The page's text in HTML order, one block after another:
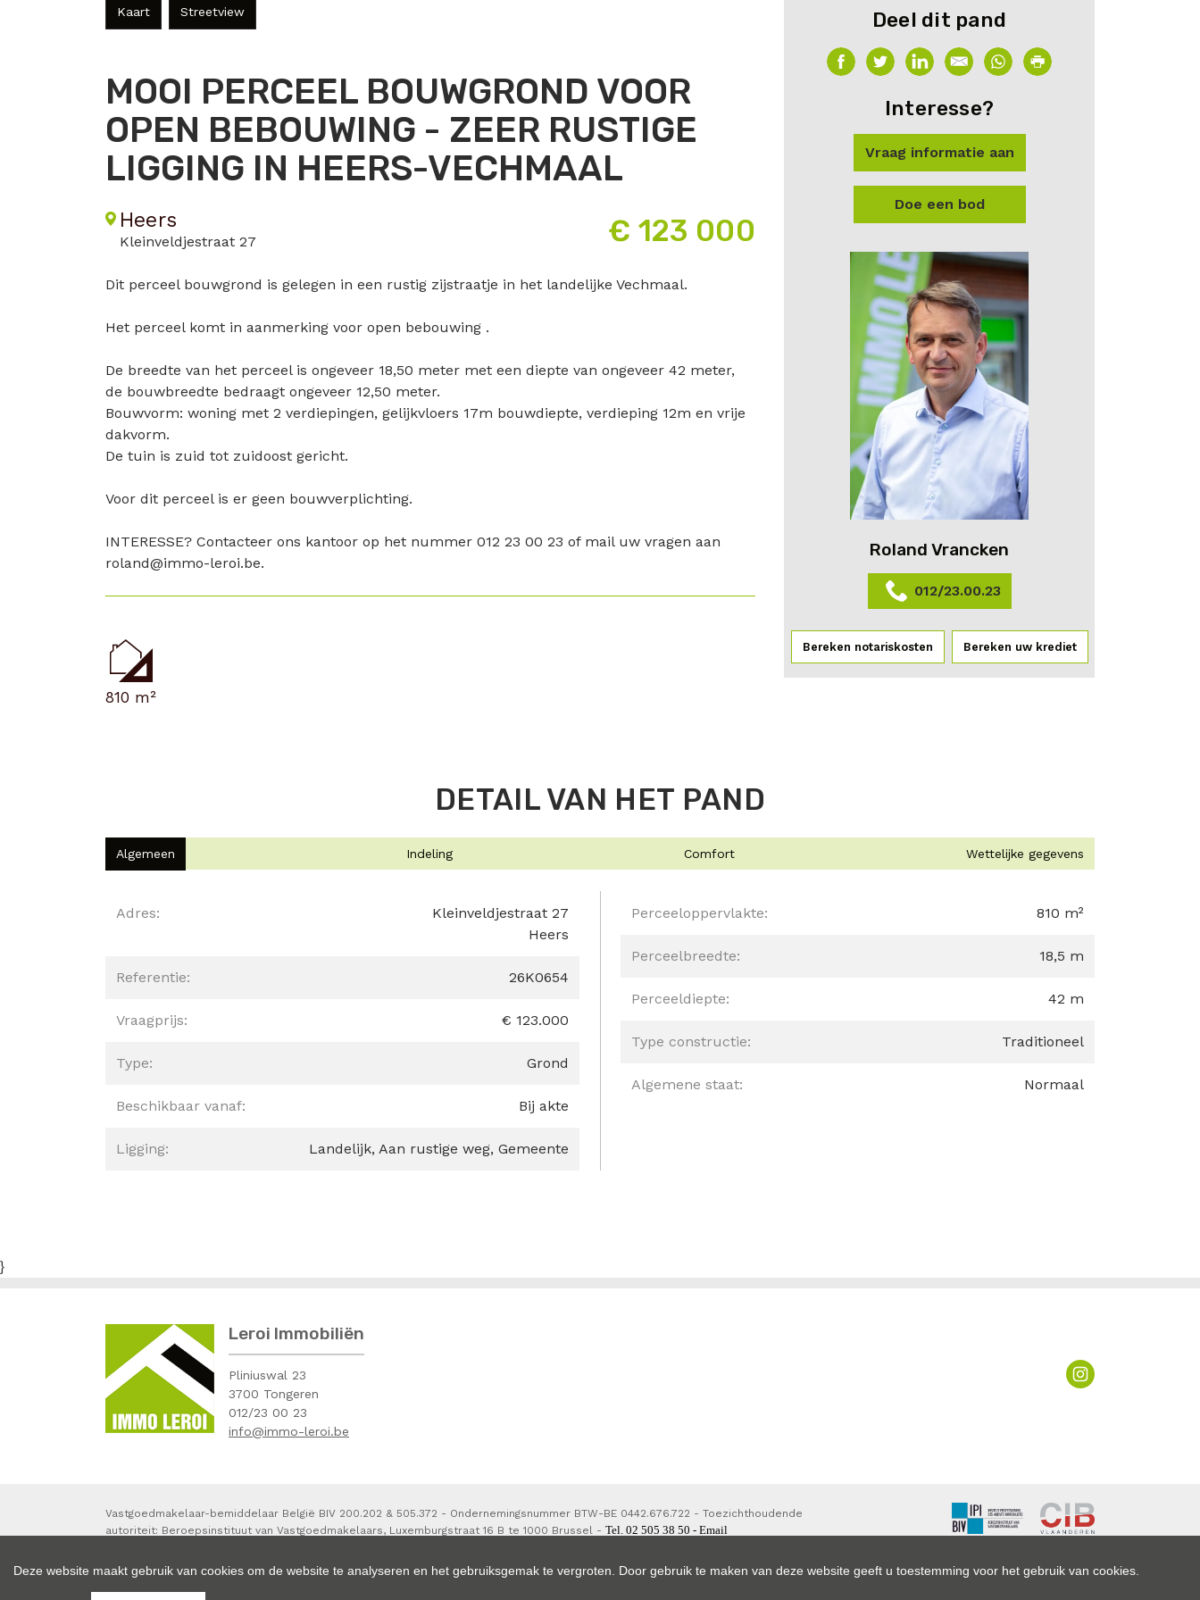
MOOI PERCEEL BOUWGROND VOOR
OPEN BEBOUWING - ZEER RUSTIGE
LIGGING IN HEERS-VECHMAAL
Heers
Kleinveldjestraat 27 € 123 000
Kaart Streetview
Dit perceel bouwgrond is gelegen in een rustig zijstraatje in het landelijke Vechmaal.
Het perceel komt in aanmerking voor open bebouwing .
De breedte van het perceel is ongeveer 18,50 meter met een diepte van ongeveer 42 meter,
de bouwbreedte bedraagt ongeveer 12,50 meter.
Bouwvorm: woning met 2 verdiepingen, gelijkvloers 17m bouwdiepte, verdieping 12m en vrije
dakvorm.
De tuin is zuid tot zuidoost gericht.
Voor dit perceel is er geen bouwverplichting.
INTERESSE? Contacteer ons kantoor op het nummer 012 23 00 23 of mail uw vragen aan
roland@immo-leroi.be.
810 m²
Deel dit pand
Interesse?
Vraag informatie aan
Doe een bod
Roland Vrancken
012/23.00.23
Bereken notariskosten Bereken uw krediet
DETAIL VAN HET PAND
Algemeen Indeling Comfort Wettelijke gegevens
Algemeen
Adres:
Kleinveldjestraat 27
Heers
Referentie: 26K0654
Vraagprijs: € 123.000
Type: Grond
Beschikbaar vanaf: Bij akte
Ligging: Landelijk, Aan rustige weg, Gemeente
Perceeloppervlakte: 810 m²
Perceelbreedte: 18,5 m
Perceeldiepte: 42 m
Type constructie: Traditioneel
Algemene staat: Normaal
}
Leroi Immobiliën
Pliniuswal 23
3700 Tongeren
012/23 00 23
info@immo-leroi.be
Vastgoedmakelaar-bemiddelaar België BIV 200.202 & 505.372 - Ondernemingsnummer BTW-BE 0442.676.722 - Toezichthoudende
autoriteit: Beroepsinstituut van Vastgoedmakelaars, Luxemburgstraat 16 B te 1000 Brussel - Tel. 02 505 38 50 - Email
waarborgorganisme derdengelden via NV AXA Belgium 730.390.160, 7303793800150 en 7303793820141.
Deze website maakt gebruik van cookies om de website te analyseren en het gebruiksgemak te vergroten. Door gebruik te maken van deze website geeft u toestemming voor het gebruik van cookies.